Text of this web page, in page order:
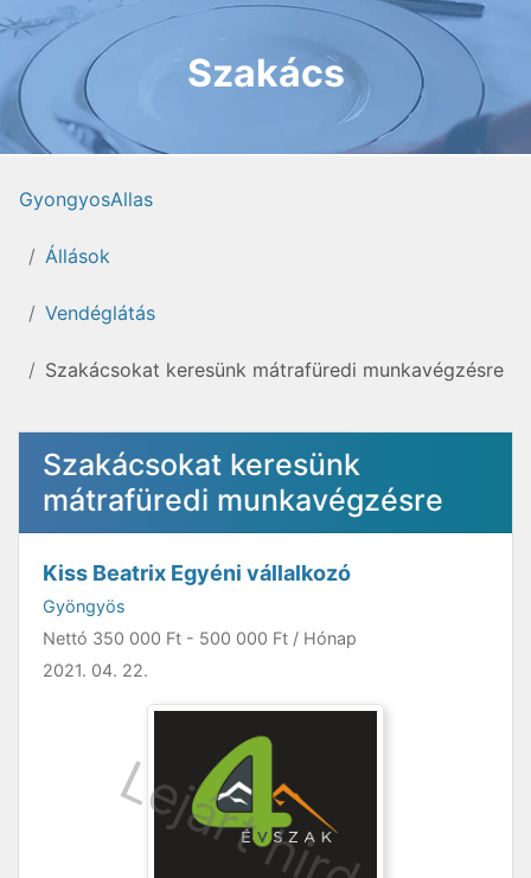
Szakács
GyongyosAllas
Állások
Vendéglátás
Szakácsokat keresünk mátrafüredi munkavégzésre
Szakácsokat keresünk
mátrafüredi munkavégzésre
Kiss Beatrix Egyéni vállalkozó
Gyöngyös
Nettó 350 000 Ft - 500 000 Ft / Hónap
2021. 04. 22.